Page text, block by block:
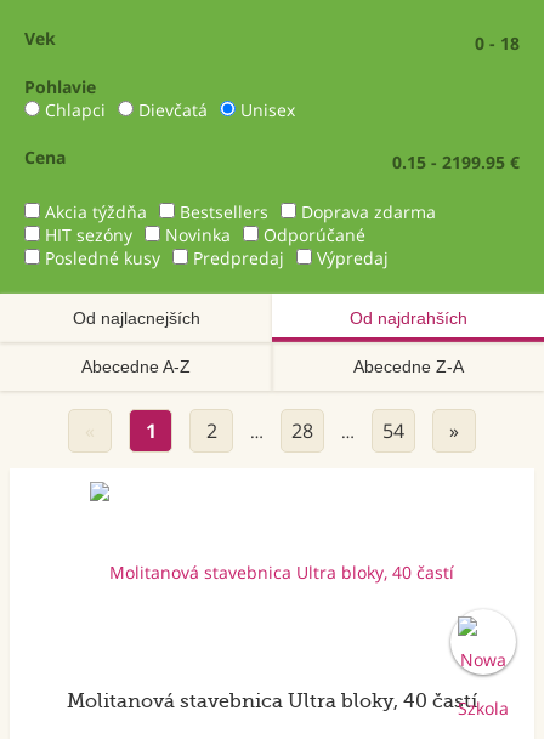
Vek
0 - 18
Pohlavie
Chlapci
Dievčatá Unisex
Cena 0.15 - 2199.95 €
Akcia týždňa Bestsellers
Doprava zdarma
HIT sezóny
Novinka
Odporúčané
Posledné kusy
Predpredaj Výpredaj
Od najlacnejších Od najdrahších
Abecedne A-Z Abecedne Z-A
1 2 … 28 … 54 »
Molitanová stavebnica Ultra bloky, 40 častí